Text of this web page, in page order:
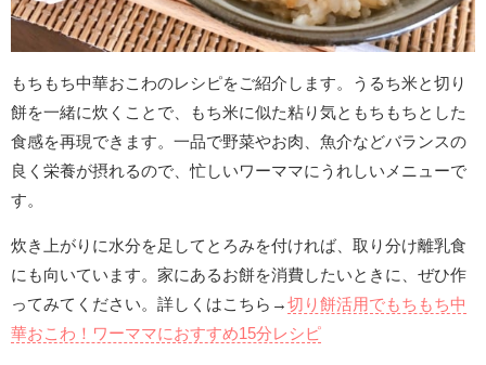
もちもち中華おこわのレシピをご紹介します。うるち米と切り
餅を一緒に炊くことで、もち米に似た粘り気ともちもちとした
食感を再現できます。一品で野菜やお肉、魚介などバランスの
良く栄養が摂れるので、忙しいワーママにうれしいメニューで
す。
炊き上がりに水分を足してとろみを付ければ、取り分け離乳食
にも向いています。家にあるお餅を消費したいときに、ぜひ作
ってみてください。詳しくはこちら→切り餅活用でもちもち中
華おこわ！ワーママにおすすめ15分レシピ